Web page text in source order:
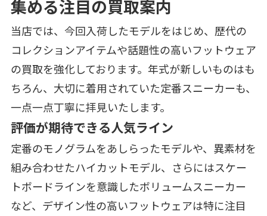
集める注目の買取案内
当店では、今回入荷したモデルをはじめ、歴代の
コレクションアイテムや話題性の高いフットウェア
の買取を強化しております。年式が新しいものはも
ちろん、大切に着用されていた定番スニーカーも、
一点一点丁寧に拝見いたします。
評価が期待できる人気ライン
定番のモノグラムをあしらったモデルや、異素材を
組み合わせたハイカットモデル、さらにはスケー
トボードラインを意識したボリュームスニーカー
など、デザイン性の高いフットウェアは特に注目